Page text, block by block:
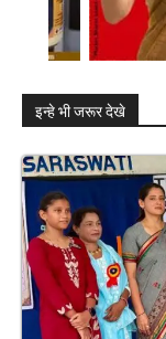
इन्हे भी जरूर देखे